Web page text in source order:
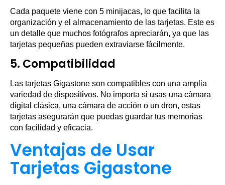
Cada paquete viene con 5 minijacas, lo que facilita la
organización y el almacenamiento de las tarjetas. Este es
un detalle que muchos fotógrafos apreciarán, ya que las
tarjetas pequeñas pueden extraviarse fácilmente.
5. Compatibilidad
Las tarjetas Gigastone son compatibles con una amplia
variedad de dispositivos. No importa si usas una cámara
digital clásica, una cámara de acción o un dron, estas
tarjetas asegurarán que puedas guardar tus memorias
con facilidad y eficacia.
Ventajas de Usar
Tarjetas Gigastone